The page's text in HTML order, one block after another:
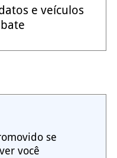
e veículos
se
você